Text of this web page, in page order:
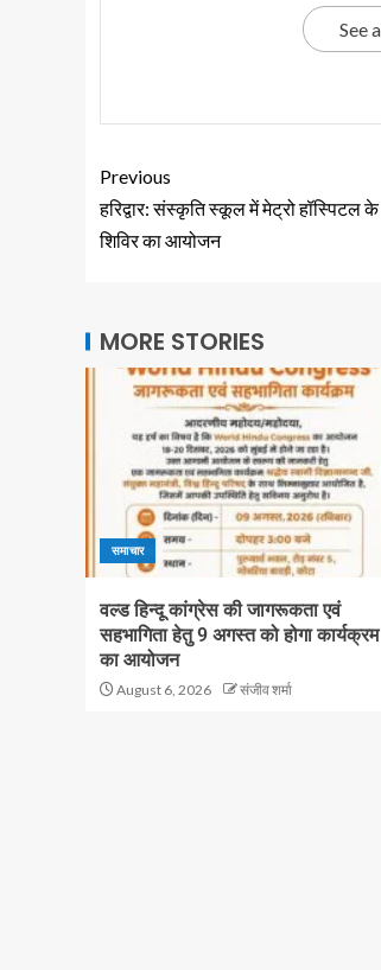
See
Previous
हरिद्वार: संस्कृति स्कूल में मेट्रो
शिविर का आयोजन
MORE STORIES
समाचार
वल्ड हिन्दू कांग्रेस की जागरूकता एवं
सहभागिता हेतु 9 अगस्त को होगा कार्यक्रम
का आयोजन
August 6, 2026 संजीव शर्मा